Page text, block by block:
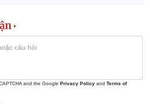
and the Google Privacy Policy and Terms of